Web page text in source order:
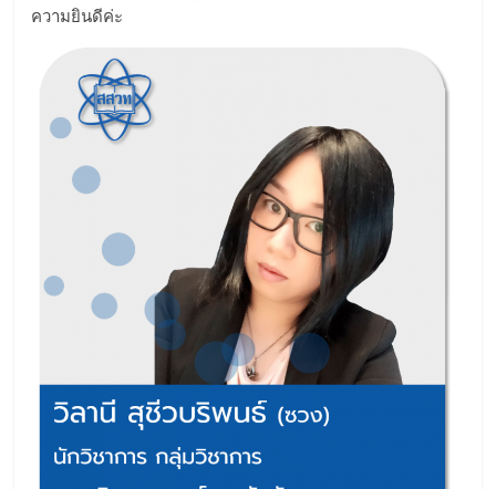
ความยินดีค่ะ